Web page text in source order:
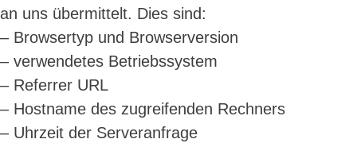
an uns übermittelt. Dies sind:
– Browsertyp und Browserversion
– verwendetes Betriebssystem
– Referrer URL
– Hostname des zugreifenden Rechners
– Uhrzeit der Serveranfrage